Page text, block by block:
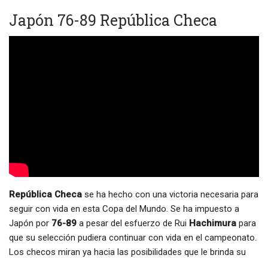
Japón 76-89 República Checa
República Checa se ha hecho con una victoria necesaria para
seguir con vida en esta Copa del Mundo. Se ha impuesto a
Japón por 76-89 a pesar del esfuerzo de Rui Hachimura para
que su selección pudiera continuar con vida en el campeonato.
Los checos miran ya hacia las posibilidades que le brinda su